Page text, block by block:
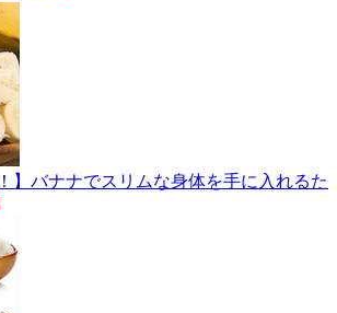
】バナナでスリムな身体を手に入れるた